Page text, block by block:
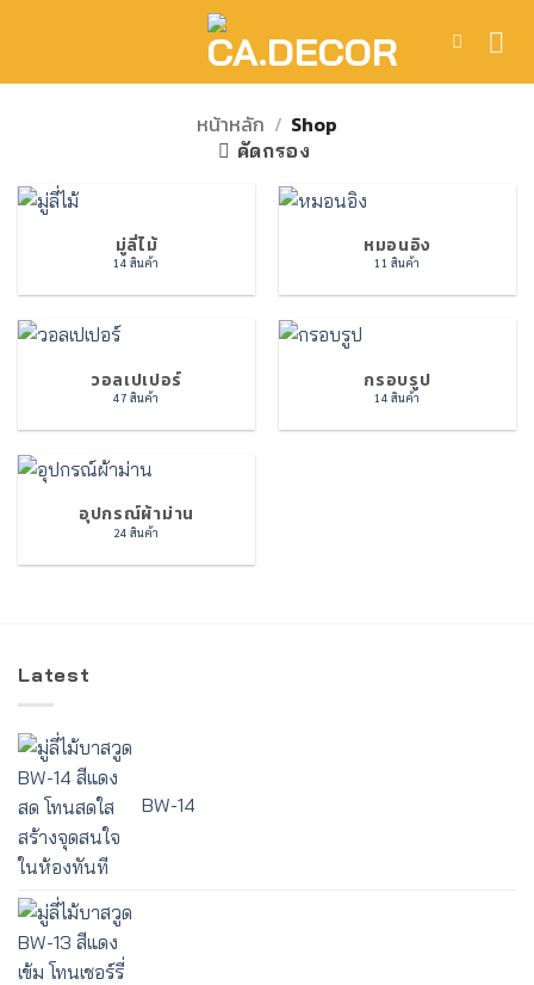
หน้าหลัก / Shop
คัดกรอง
มู่ลี่ไม้
14 สินค้า
หมอนอิง
11 สินค้า
วอลเปเปอร์
47 สินค้า
กรอบรูป
14 สินค้า
อุปกรณ์ผ้าม่าน
24 สินค้า
Latest
BW-14